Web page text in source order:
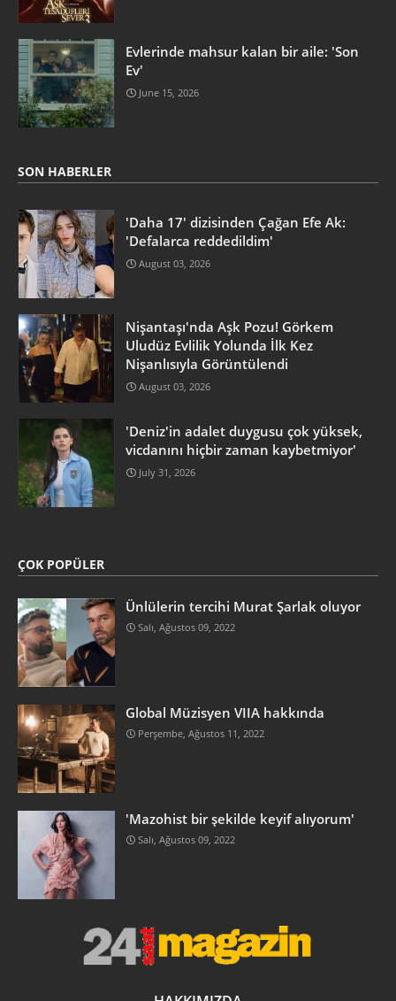
Evlerinde mahsur kalan bir aile: 'Son
Ev'
June 15, 2026
SON HABERLER
'Daha 17' dizisinden Çağan Efe Ak:
'Defalarca reddedildim'
August 03, 2026
Nişantaşı'nda Aşk Pozu! Görkem
Uludüz Evlilik Yolunda İlk Kez
Nişanlısıyla Görüntülendi
August 03, 2026
'Deniz'in adalet duygusu çok yüksek,
vicdanını hiçbir zaman kaybetmiyor'
July 31, 2026
ÇOK POPÜLER
Ünlülerin tercihi Murat Şarlak oluyor
Salı, Ağustos 09, 2022
Global Müzisyen VIIA hakkında
Perşembe, Ağustos 11, 2022
'Mazohist bir şekilde keyif alıyorum'
Salı, Ağustos 09, 2022